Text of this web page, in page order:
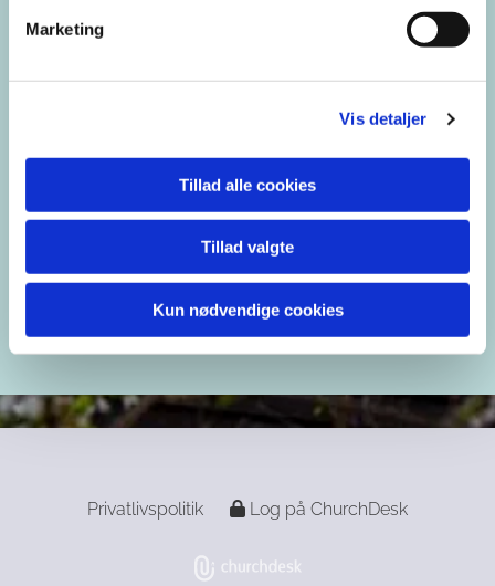
Marketing
Vis detaljer
Tillad alle cookies
Tillad valgte
Kun nødvendige cookies
Brorsons Kirke
Rantzausgade 49
35 35 98 22
Privatlivspolitik Log på ChurchDesk